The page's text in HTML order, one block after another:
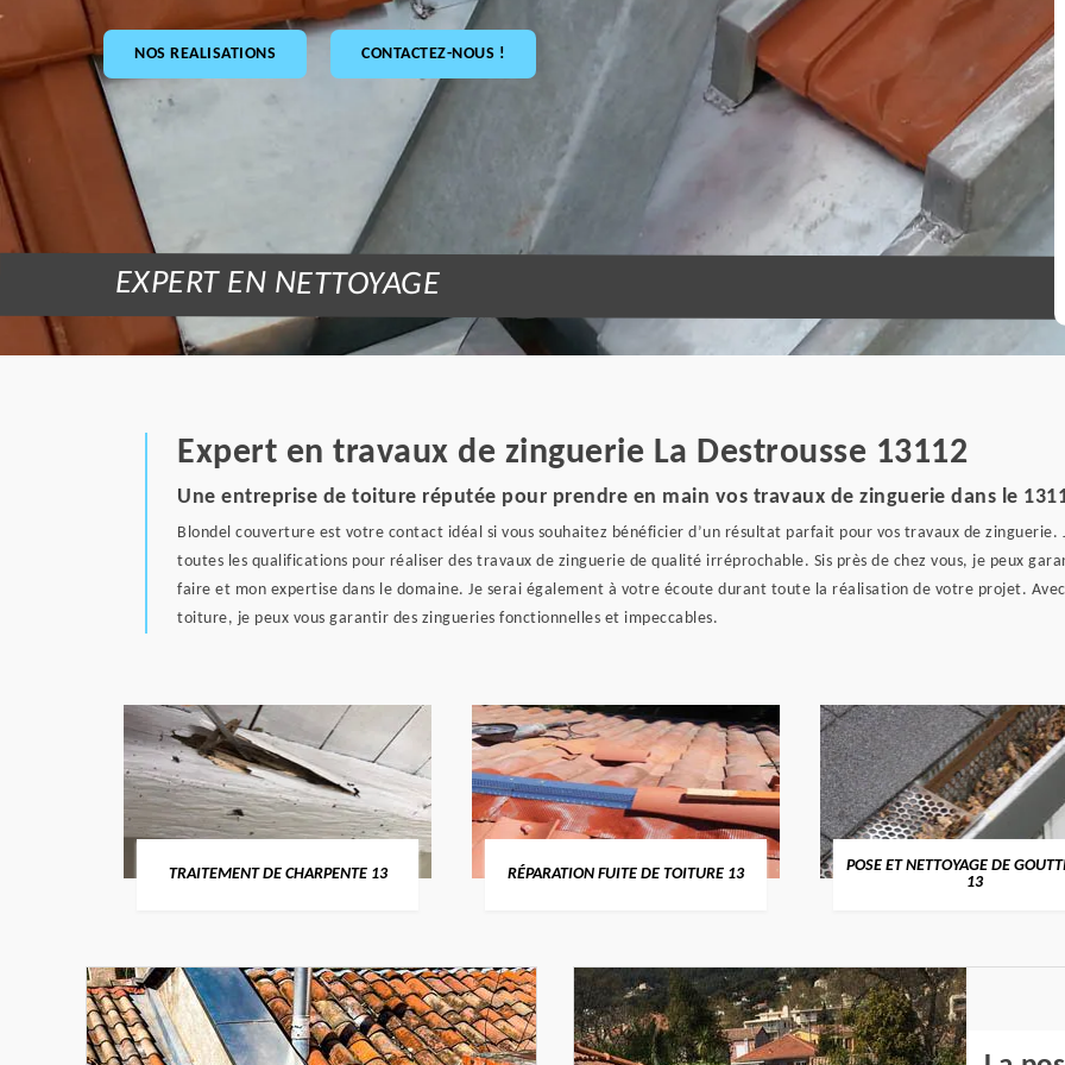
NOS REALISATIONS CONTACTEZ-NOUS !
EXPERT EN NETTOYAGE
Expert en travaux de zinguerie La Destrousse 13112
Une entreprise de toiture réputée pour prendre en main vos travaux de zinguerie dans le
Blondel couverture est votre contact idéal si vous souhaitez bénéficier d’un résultat parfait pour vos travaux de zinguerie.
toutes les qualifications pour réaliser des travaux de zinguerie de qualité irréprochable. Sis près de chez vous, je peux
faire et mon expertise dans le domaine. Je serai également à votre écoute durant toute la réalisation de votre projet. Avec
toiture, je peux vous garantir des zingueries fonctionnelles et impeccables.
TRAITEMENT DE CHARPENTE 13 RÉPARATION FUITE DE TOITURE 13
POSE ET NETTOYAGE DE
13